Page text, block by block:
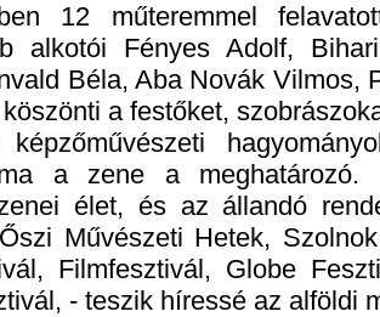
12 műteremmel
alkotói Fényes Adolf,
Béla, Aba Novák Vilmos,
a festőket,
képzőművészeti
a zene a meghatározó.
élet, és az állandó
Művészeti Hetek,
Filmfesztivál, Globe
- teszik híressé az alföldi